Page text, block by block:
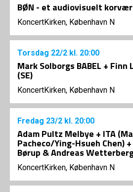
BØN - et audiovisuelt
KoncertKirken, København N
Torsdag 22/2 kl. 20:00
Mark Solborgs BABEL + Finn
(SE)
KoncertKirken, København N
Fredag 23/2 kl. 20:00
Adam Pultz Melbye + ITA
Pacheco/Ying-Hsueh Chen)
Børup & Andreas
KoncertKirken, København N